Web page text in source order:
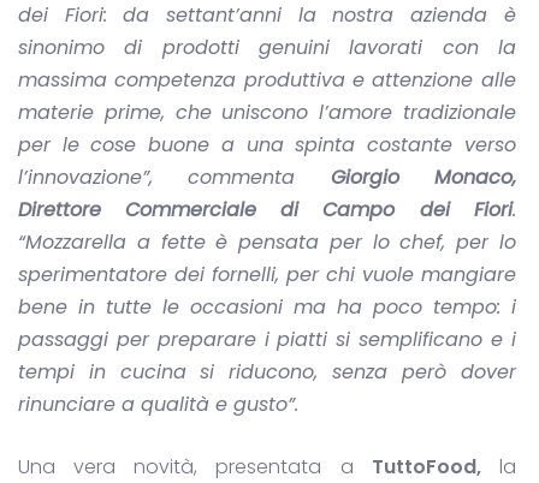
dei Fiori: da settant’anni la nostra azienda è
sinonimo di prodotti genuini lavorati con la
massima competenza produttiva e attenzione alle
materie prime, che uniscono l’amore tradizionale
per le cose buone a una spinta costante verso
l’innovazione”, commenta Giorgio Monaco,
Direttore Commerciale di Campo dei Fiori.
“Mozzarella a fette è pensata per lo chef, per lo
sperimentatore dei fornelli, per chi vuole mangiare
bene in tutte le occasioni ma ha poco tempo: i
passaggi per preparare i piatti si semplificano e i
tempi in cucina si riducono, senza però dover
rinunciare a qualità e gusto”.
Una vera novità, presentata a TuttoFood,la